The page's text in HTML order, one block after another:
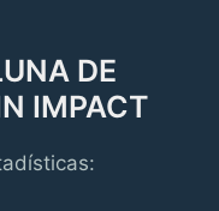
DE
IMPACT